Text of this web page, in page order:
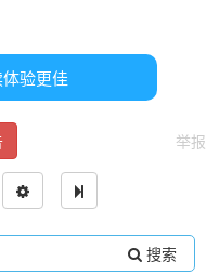
说不出话来。
验更佳
举报
搜索